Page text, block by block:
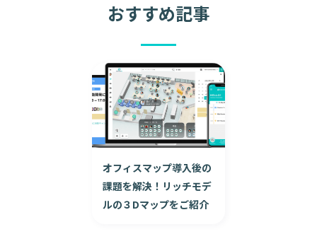
おすすめ記事
オフィスマップ導入後の
課題を解決！リッチモデ
ルの３Dマップをご紹介